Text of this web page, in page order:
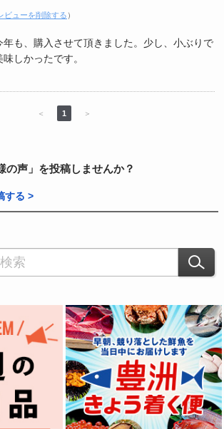
ビューを削除する ）
も、購入させて頂きました。少し、小ぶりで
しかったです。
＜ 1 ＞
の声」を投稿しませんか？
する >